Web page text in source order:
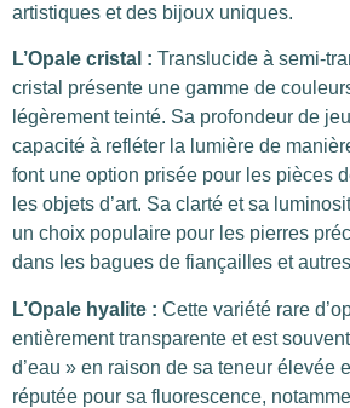
artistiques et des bijoux uniques.
L’Opale cristal : Translucide à semi-
cristal présente une gamme de
légèrement teinté. Sa profondeur de
capacité à refléter la lumière de
font une option prisée pour les pièces
les objets d’art. Sa clarté et sa
un choix populaire pour les pierres
dans les bagues de fiançailles et
L’Opale hyalite : Cette variété rare
entièrement transparente et est
d’eau » en raison de sa teneur élevée
réputée pour sa fluorescence,